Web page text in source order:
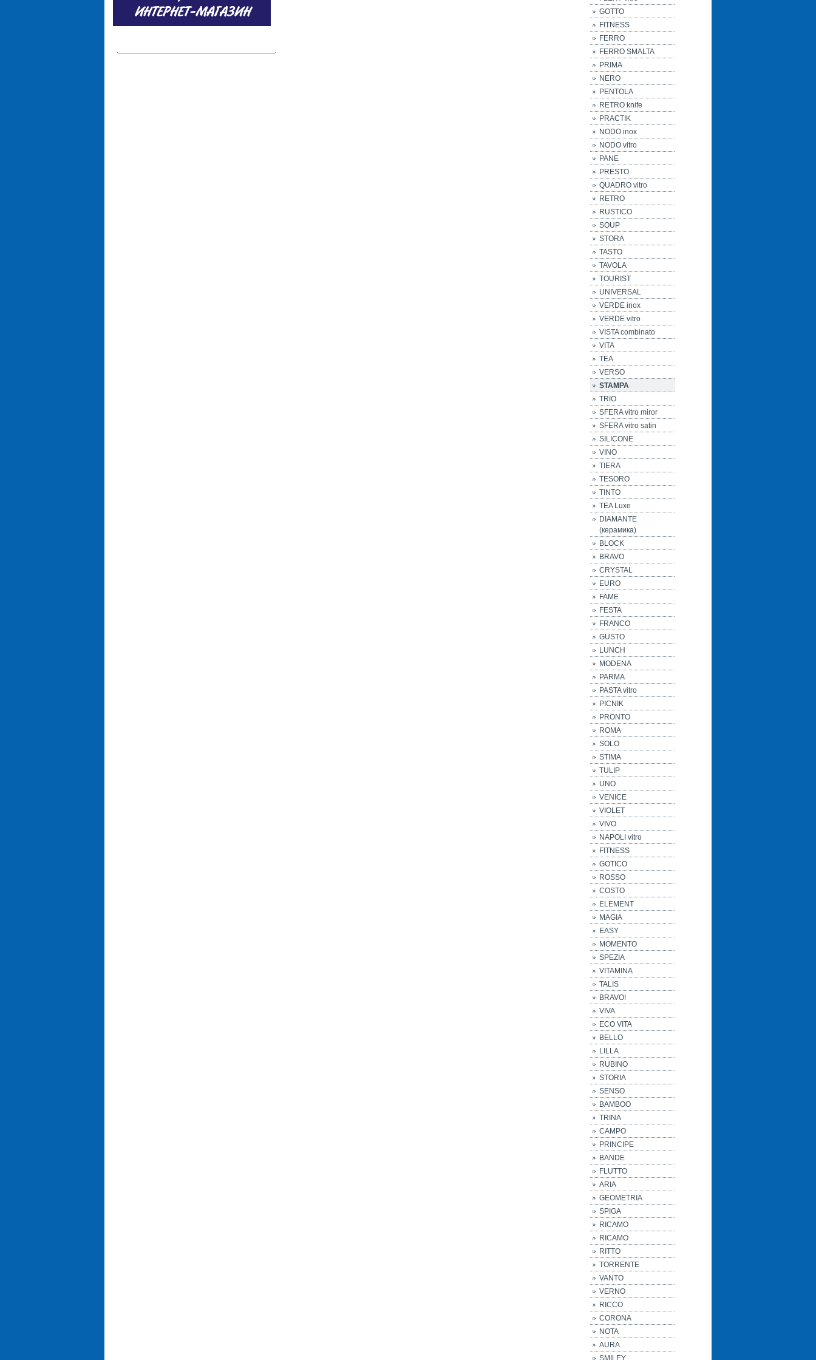
GOTTO
FITNESS
FERRO
FERRO SMALTA
PRIMA
NERO
PENTOLA
RETRO knife
PRACTIK
NODO inox
NODO vitro
PANE
PRESTO
QUADRO vitro
RETRO
RUSTICO
SOUP
STORA
TASTO
TAVOLA
TOURIST
UNIVERSAL
VERDE inox
VERDE vitro
VISTA combinato
VITA
TEA
VERSO
STAMPA
TRIO
SFERA vitro miror
SFERA vitro satin
SILICONE
VINO
TIERA
TESORO
TINTO
TEA Luxe
DIAMANTE
(керамика)
BLOCK
BRAVO
CRYSTAL
EURO
FAME
FESTA
FRANCO
GUSTO
LUNCH
MODENA
PARMA
PASTA vitro
PICNIK
PRONTO
ROMA
SOLO
STIMA
TULIP
UNO
VENICE
VIOLET
VIVO
NAPOLI vitro
FITNESS
GOTICO
ROSSO
COSTO
ELEMENT
MAGIA
EASY
MOMENTO
SPEZIA
VITAMINA
TALIS
BRAVO!
VIVA
ECO VITA
BELLO
LILLA
RUBINO
STORIA
SENSO
BAMBOO
TRINA
CAMPO
PRINCIPE
BANDE
FLUTTO
ARIA
GEOMETRIA
SPIGA
RICAMO
RICAMO
RITTO
TORRENTE
VANTO
VERNO
RICCO
CORONA
NOTA
AURA
SMILEY